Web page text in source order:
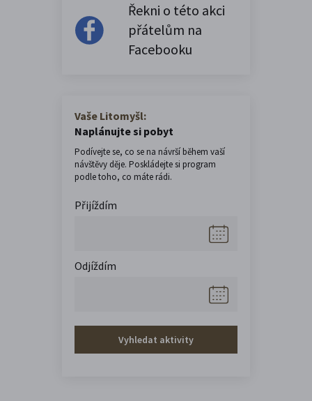
Řekni o této akci
přátelům na
Facebooku
Vaše Litomyšl:
Naplánujte si pobyt
Podívejte se, co se na návrší během vaší
návštěvy děje. Poskládejte si program
podle toho, co máte rádi.
Přijíždím
Odjíždím
Vyhledat aktivity